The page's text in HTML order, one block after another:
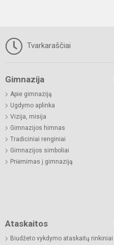
Tvarkaraščiai
Gimnazija
Apie gimnaziją
Ugdymo aplinka
Vizija, misija
Gimnazijos himnas
Tradiciniai renginiai
Gimnazijos simboliai
Priėmimas į gimnaziją
Ataskaitos
Biudžeto vykdymo ataskaitų rinkiniai